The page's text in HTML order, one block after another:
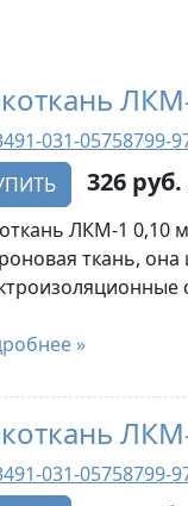
031-05758799-
326 руб.
ЛКМ-1 0,10
ткань,
»
031-05758799-